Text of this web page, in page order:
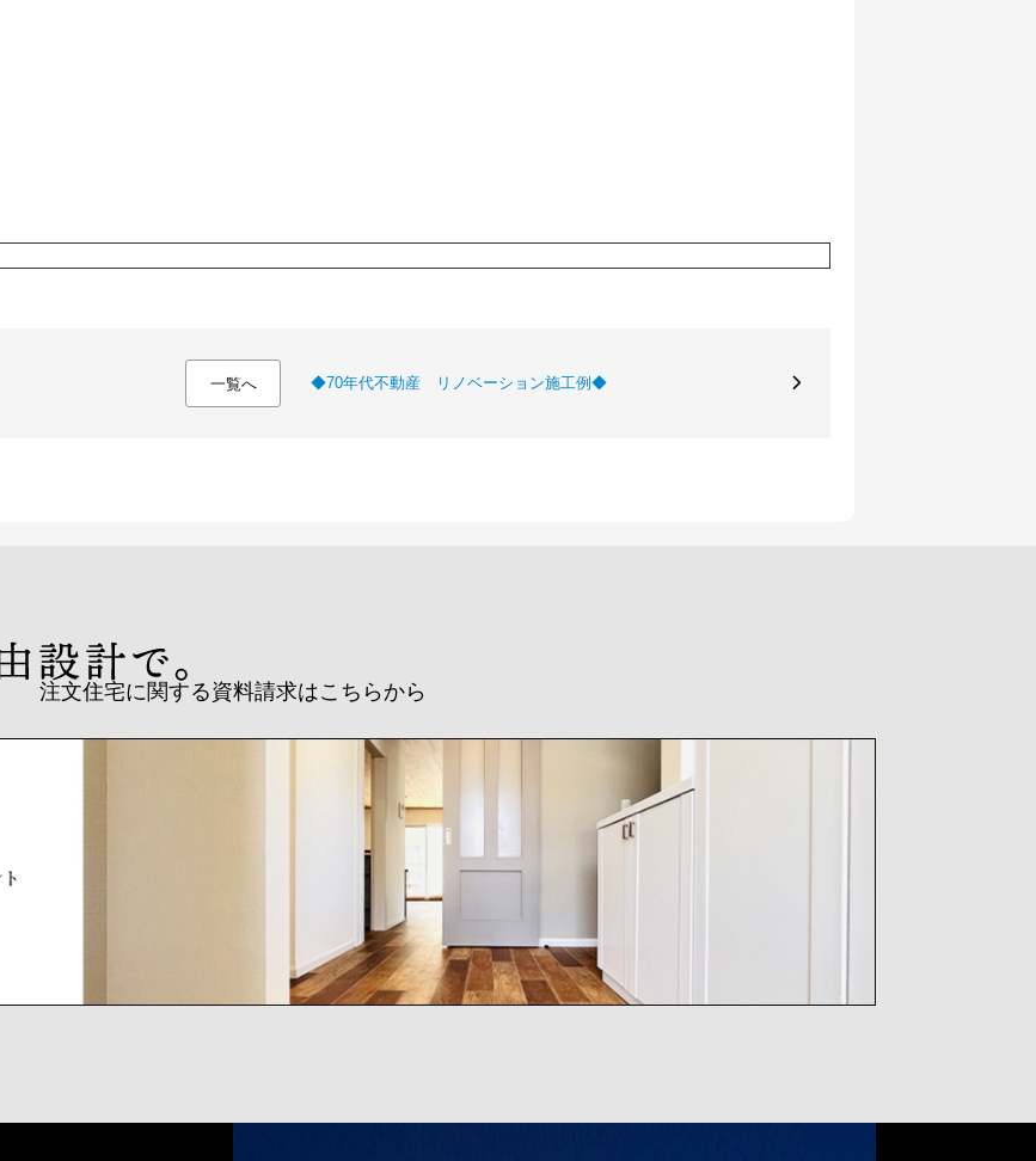
一覧へ ◆70年代不動産 リノベーション施工例◆
注文住宅に関する資料請求はこちらから